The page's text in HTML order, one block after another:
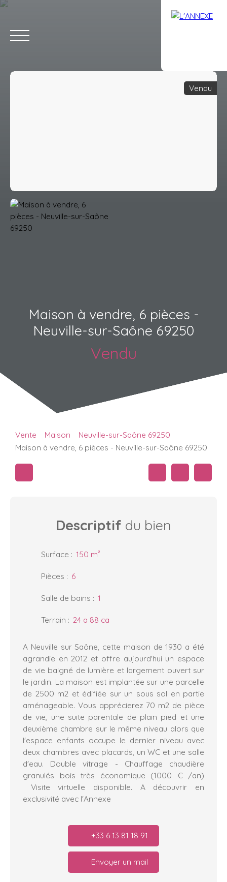
Estimation
Vendu
Maison à vendre, 6 pièces -
Neuville-sur-Saône 69250
Vendu
Vente Maison
Neuville-sur-Saône 69250
Maison à vendre, 6 pièces - Neuville-sur-Saône 69250
Descriptif du bien
Surface : 150 m²
Pièces : 6
Salle de bains : 1
Terrain : 24 a 88 ca
A Neuville sur Saône, cette maison de 1930 a été
agrandie en 2012 et offre aujourd'hui un espace
de vie baigné de lumière et largement ouvert sur
le jardin. La maison est implantée sur une parcelle
de 2500 m2 et édifiée sur un sous sol en partie
aménageable. Vous apprécierez 70 m2 de pièce
de vie, une suite parentale de plain pied et une
deuxième chambre sur le même niveau alors que
l'espace enfants occupe le dernier niveau avec
deux chambres avec placards, un WC et une salle
d'eau. Double vitrage - Chauffage chaudière
granulés bois très économique (1000 € /an)
Visite virtuelle disponible. A découvrir en
exclusivité avec l'Annexe
+33 6 13 81 18 91
Envoyer un mail